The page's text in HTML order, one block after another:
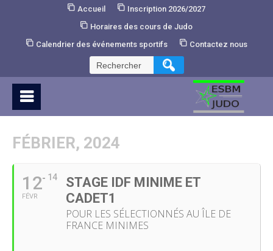
Accueil
Inscription 2026/2027
Horaires des cours de Judo
Calendrier des événements sportifs
Contactez nous
Rechercher :
FÉBRIER, 2024
12
FÉVR
14
STAGE IDF MINIME ET
CADET1
POUR LES SÉLECTIONNÉS AU ÎLE DE
FRANCE MINIMES